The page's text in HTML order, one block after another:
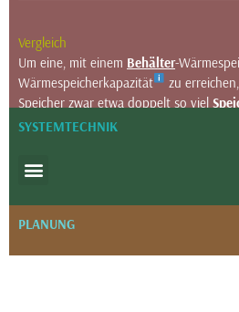
Vergleich
Um eine, mit einem Behälter-
Wärmespeicherkapazität
zu
Speicher zwar etwa doppelt so viel
jedoch in der Konstruktion einfacher
Gut stehende Böden zeichnen sich
SYSTEMTECHNIK
PLANUNG